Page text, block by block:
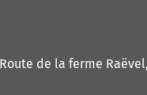
de la ferme Raëvel,